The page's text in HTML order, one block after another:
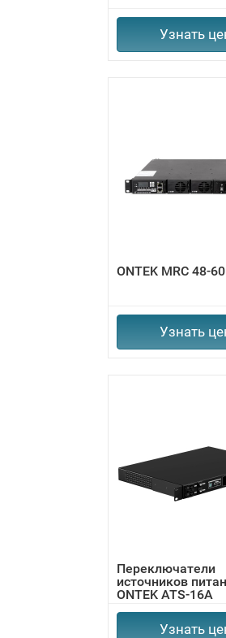
Узнать
ONTEK MRC 48-60
Узнать
Переключатели
источников
ONTEK ATS-16A
Узнать